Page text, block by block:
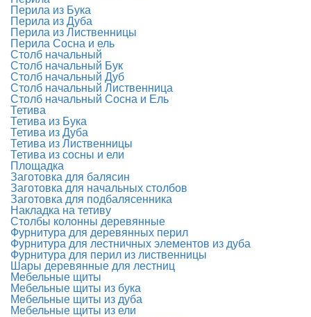
Перила из Бука
Перила из Дуба
Перила из Лиственницы
Перила Сосна и ель
Столб начальный
Столб начальный Бук
Столб начальный Дуб
Столб начальный Лиственница
Столб начальный Сосна и Ель
Тетива
Тетива из Бука
Тетива из Дуба
Тетива из Лиственницы
Тетива из сосны и ели
Площадка
Заготовка для балясин
Заготовка для начальных столбов
Заготовка для подбалясенника
Накладка на тетиву
Столбы колонны деревянные
Фурнитура для деревянных перил
Фурнитура для лестничных элементов из дуба
Фурнитура для перил из лиственницы
Шары деревянные для лестниц
Мебельные щиты
Мебельные щиты из бука
Мебельные щиты из дуба
Мебельные щиты из ели